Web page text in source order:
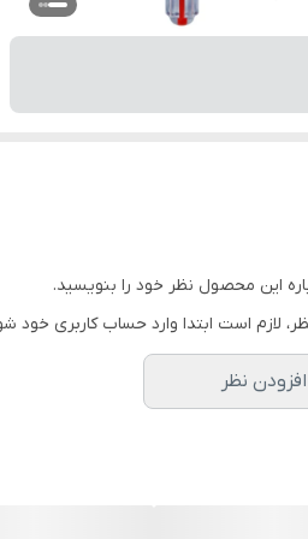
این محصول نظر خود را بنویسید.
لازم است ابتدا وارد حساب کاربری خود
افزودن نظر